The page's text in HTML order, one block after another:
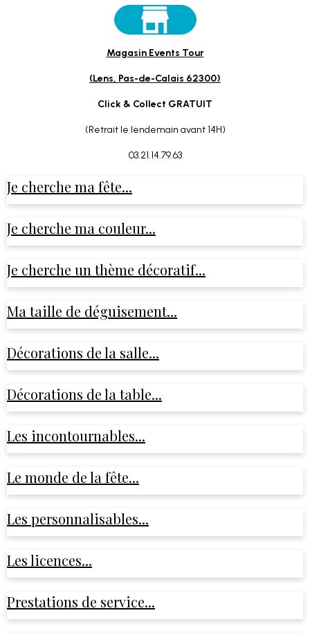
Magasin Events Tour
(Lens, Pas-de-Calais 62300)
Click & Collect GRATUIT
(Retrait le lendemain avant 14H)
03.21.14.79.63
Je cherche ma fête...
Je cherche ma couleur...
Je cherche un thème décoratif...
Ma taille de déguisement...
Décorations de la salle...
Décorations de la table...
Les incontournables...
Le monde de la fête...
Les personnalisables...
Les licences...
Prestations de service...